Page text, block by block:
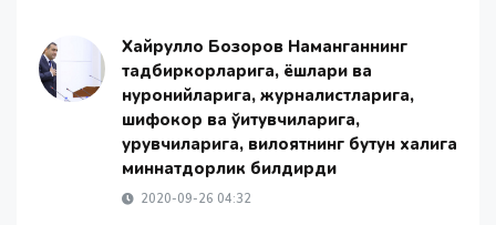
Хайрулло Бозоров Наманганнинг
тадбиркорларига, ёшлари ва
нуронийларига, журналистларига,
шифокор ва ўқитувчиларига,
қурувчиларига, вилоятнинг бутун халқига
миннатдорлик билдирди
2020-09-26 04:32